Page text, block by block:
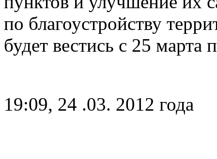
по благоустройству
будет вестись с 25 марта
19:09, 24 .03. 2012 года